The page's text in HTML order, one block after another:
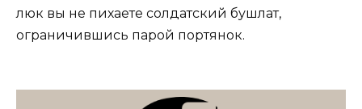
люк вы не пихаете солдатский бушлат,
ограничившись парой портянок.